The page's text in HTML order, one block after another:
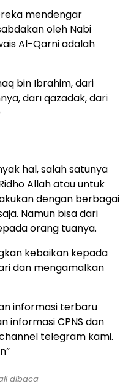
mendengar
oleh Nabi
Al-Qarni adalah
bin Ibrahim, dari
darı qazadak, dari
hal, salah satunya
Allah atau untuk
dengan berbagai
Namun bisa dari
orang tuanya.
kebaikan kepada
dan mengamalkan
informasi terbaru
informasi CPNS dan
telegram kami.
dibaca